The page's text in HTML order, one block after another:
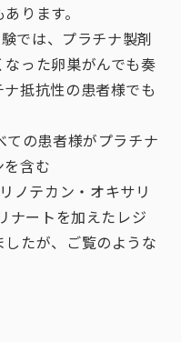
ります。
では、プラチナ製剤
った卵巣がんでも奏
抵抗性の患者様でも
ての患者様がプラチナ
含む
ノテカン・オキサリ
ナートを加えたレジ
たが、ご覧のような